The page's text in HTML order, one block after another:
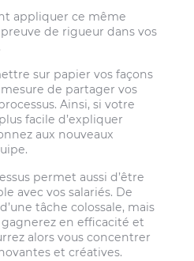
appliquer ce même
de rigueur dans vos
sur papier vos façons
de partager vos
Ainsi, si votre
facile d’expliquer
aux nouveaux
permet aussi d’être
avec vos salariés. De
tâche colossale, mais
en efficacité et
alors vous concentrer
et créatives.